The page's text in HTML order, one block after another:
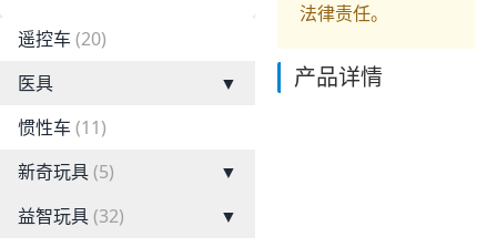
遥控车 (20)
医具
▼
惯性车 (11)
新奇玩具(5)
▼
益智玩具(32)
▼
法律责任。
产品详情